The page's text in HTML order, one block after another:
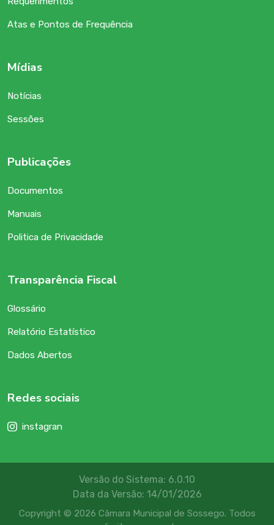
Atas e Pontos de Frequência
Mídias
Notícias
Sessões
Publicações
Documentos
Manuais
Politica de Privacidade
Transparência Fiscal
Glossário
Relatório Estatístico
Dados Abertos
Redes sociais
instagran
Versão do Sistema: 6.0.10
Data da Versão: 14/01/2026
Copyright © 2026 Câmara Municipal de Sossego. Todos